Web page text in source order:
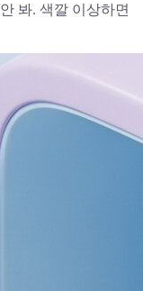
봐. 색깔 이상하면